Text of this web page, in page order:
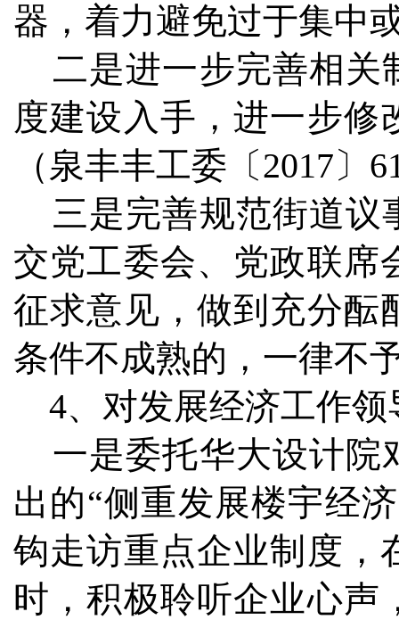
器，着力避免过于集中
二是进一步完善相关
度建设入手，进一步修
（泉丰丰工委〔2017
三是完善规范街道议
交党工委会、党政联席
征求意见，做到充分酝
条件不成熟的，一律不
4、对发展经济工作领
一是委托华大设计院
出的“侧重发展楼宇经
钩走访重点企业制度，
时，积极聆听企业心声